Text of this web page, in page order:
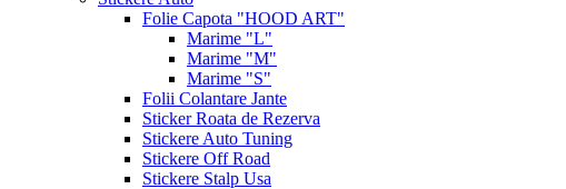
Folie Capota "HOOD ART"
Marime "L"
Marime "M"
Marime "S"
Folii Colantare Jante
Sticker Roata de Rezerva
Stickere Auto Tuning
Stickere Off Road
Stickere Stalp Usa